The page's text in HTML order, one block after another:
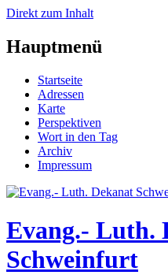
Direkt zum Inhalt
Hauptmenü
Startseite
Adressen
Karte
Perspektiven
Wort in den Tag
Archiv
Impressum
Evang.- Luth.
Schweinfurt